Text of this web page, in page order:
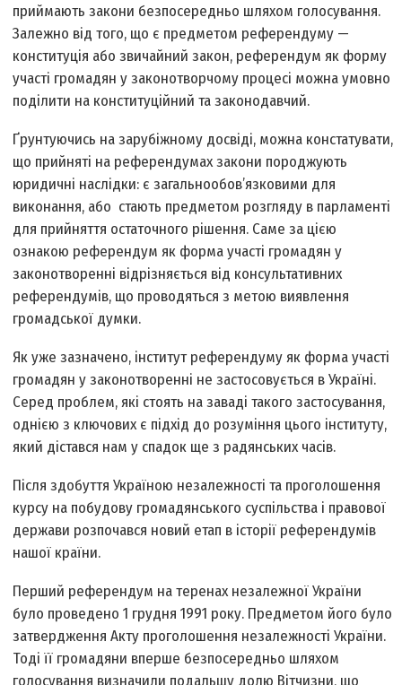
приймають закони безпосередньо шляхом голосування.
Залежно від того, що є предметом референдуму —
конституція або звичайний закон, референдум як форму
участі громадян у законотворчому процесі можна умовно
поділити на конституційний та законодавчий.
Ґрунтуючись на зарубіжному досвіді, можна констатувати,
що прийняті на референдумах закони породжують
юридичні наслідки: є загальнообов’язковими для
виконання, або стають предметом розгляду в парламенті
для прийняття остаточного рішення. Саме за цією
ознакою референдум як форма участі громадян у
законотворенні відрізняється від консультативних
референдумів, що проводяться з метою виявлення
громадської думки.
Як уже зазначено, інститут референдуму як форма участі
громадян у законотворенні не застосовується в Україні.
Серед проблем, які стоять на заваді такого застосування,
однією з ключових є підхід до розуміння цього інституту,
який дістався нам у спадок ще з радянських часів.
Після здобуття Україною незалежності та проголошення
курсу на побудову громадянського суспільства і правової
держави розпочався новий етап в історії референдумів
нашої країни.
Перший референдум на теренах незалежної України
було проведено 1 грудня 1991 року. Предметом його було
затвердження Акту проголошення незалежності України.
Тоді її громадяни вперше безпосередньо шляхом
голосування визначили подальшу долю Вітчизни, що